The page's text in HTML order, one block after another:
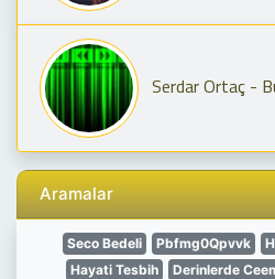
Serdar Ortaç -
Aramalar
Seco Bedeli Pbfmg0Qpvvk
Hayati Tesbih
Derinlerde